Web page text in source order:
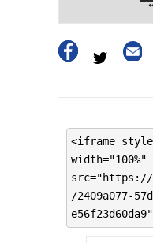
<iframe
src="https://
/2409a077-